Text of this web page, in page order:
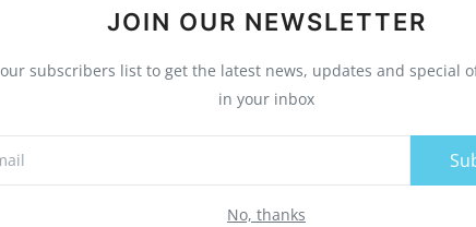
JOIN OUR NEWSLETTER
our subscribers list to get the latest news, updates and special
in your inbox
No, thanks